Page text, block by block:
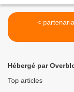
<
Hébergé par
Top articles